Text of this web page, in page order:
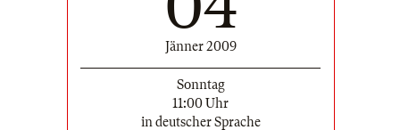
Jänner 2009
Sonntag
11:00 Uhr
in deutscher Sprache